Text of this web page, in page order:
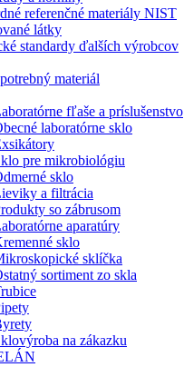
referenčné materiály NIST
látky
standardy ďalších výrobcov
materiál
fľaše a príslušenstvo
laboratórne sklo
pre mikrobiológiu
sklo
a filtrácia
so zábrusom
aparatúry
sklo
sklíčka
sortiment zo skla
na zákazku